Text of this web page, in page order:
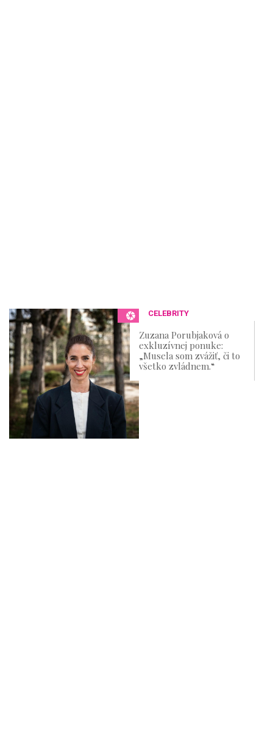
CELEBRITY
Zuzana Porubjaková o
exkluzívnej ponuke:
„Musela som zvážiť, či to
všetko zvládnem.“​​